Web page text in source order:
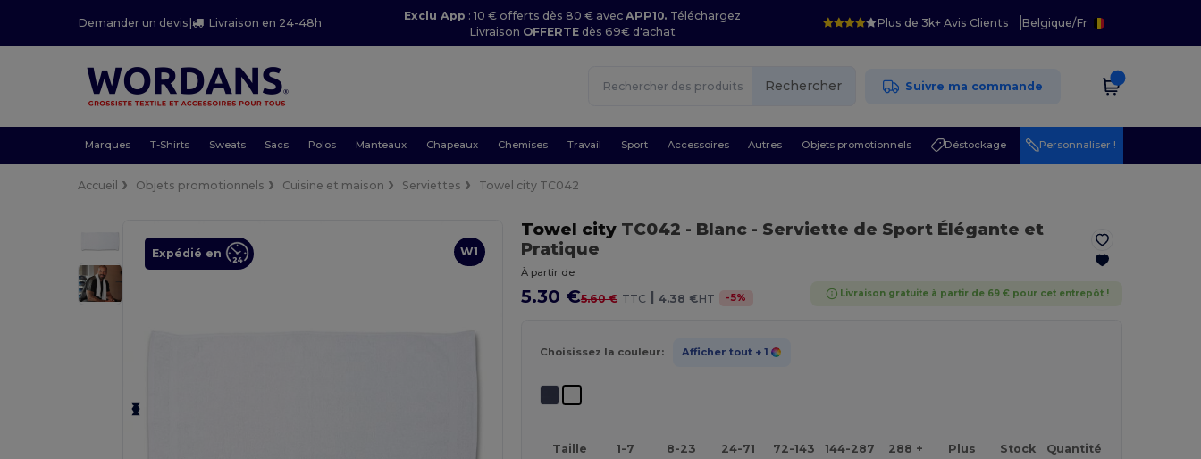
Demander un devis | Livraison en 24-48h
Exclu App : 10 € offerts dès 80 € avecAPP10. Téléchargez
Livraison OFFERTE dès 69€ d'achat
Plus de 3k+ Avis Clients Belgique/Fr
Rechercher Suivre ma commande
Marques T-Shirts Sweats Sacs Polos Manteaux Chapeaux Chemises Travail Sport Accessoires Autres Objets promotionnels Déstockage Personnaliser !
Accueil Objets promotionnels Cuisine et maison Serviettes Towel city TC042
W1
Expédié en
Towel cityTC042 - Blanc- Serviette de Sport Élégante et
Pratique
À partir de
5.30 €5.60 € TTC | 4.38 €HT -5% Livraison gratuite à partir de 69 € pour cet entrepôt !
Choisissez la couleur: Afficher tout + 1
Taille 1-7 8-23 24-71 72-143 144-287 288 + Plus Stock Quantité